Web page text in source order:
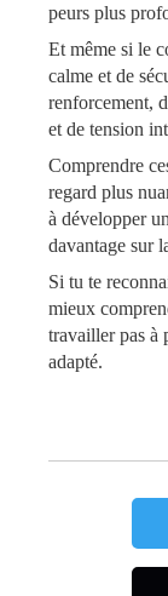
peurs plus
Et même si le
calme et de
renforcement,
et de tension
Comprendre
regard plus
à développer
davantage sur
Si tu te
mieux
travailler pas à
adapté.